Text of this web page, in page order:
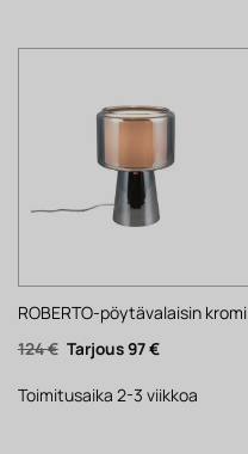
ROBERTO-pöytävalaisin kromi
124€ Alkuperäinen
hinta
124 €.
97€Nykyinen
97 €.
Toimitusaika 2-3 viikkoa